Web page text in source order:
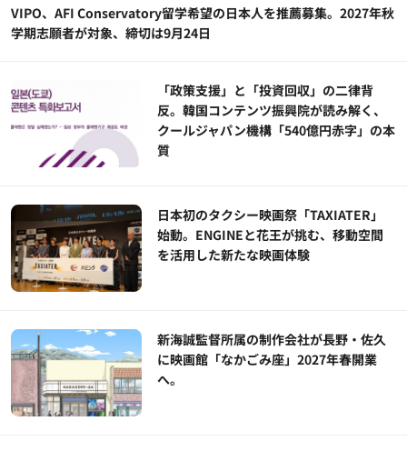
VIPO、AFI Conservatory留学希望の日本人を推薦募集。2027年秋
学期志願者が対象、締切は9月24日
「政策支援」と「投資回収」の二律背
反。韓国コンテンツ振興院が読み解く、
クールジャパン機構「540億円赤字」の本
質
日本初のタクシー映画祭「TAXIATER」
始動。ENGINEと花王が挑む、移動空間
を活用した新たな映画体験
新海誠監督所属の制作会社が長野・佐久
に映画館「なかごみ座」2027年春開業
へ。